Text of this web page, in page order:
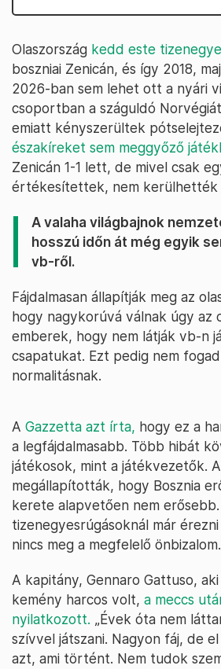
Olaszország kedd este
boszniai Zenicán, és így 2018,
2026-ban sem lehet ott a nyári
csoportban a száguldó
emiatt kényszerültek
északíreket sem meggyőző
Zenicán 1-1 lett, de mivel csak
értékesítettek, nem kerülhették
A valaha világbajnok
hosszú időn át még egyik
vb-ről.
Fájdalmasan állapítják meg az
hogy nagykorúvá válnak úgy az
emberek, hogy nem látják vb-n
csapatukat. Ezt pedig nem
normalitásnak.
A Gazzetta azt írta, hogy ez a
a legfájdalmasabb. Több hibát
játékosok, mint a játékvezetők.
megállapították, hogy Bosznia
kerete alapvetően nem
tizenegyesrúgásoknál már
nincs meg a megfelelő önbizalom.
A kapitány, Gennaro Gattuso,
kemény harcos volt, a meccs
nyilatkozott. „Évek óta nem
szívvel játszani. Nagyon fáj, de
azt, ami történt. Nem tudok